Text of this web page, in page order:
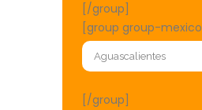
[/group]
[group group-mexico]
[/group]